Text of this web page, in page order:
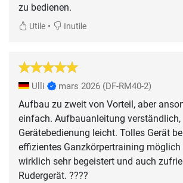
zu bedienen.
Utile • Inutile
Ulli mars 2026 (DF-RM40-2)
Aufbau zu zweit von Vorteil, aber
einfach. Aufbauanleitung verständlich,
Gerätebedienung leicht. Tolles Gerät
effizientes Ganzkörpertraining möglich
wirklich sehr begeistert und auch
Rudergerät. ????